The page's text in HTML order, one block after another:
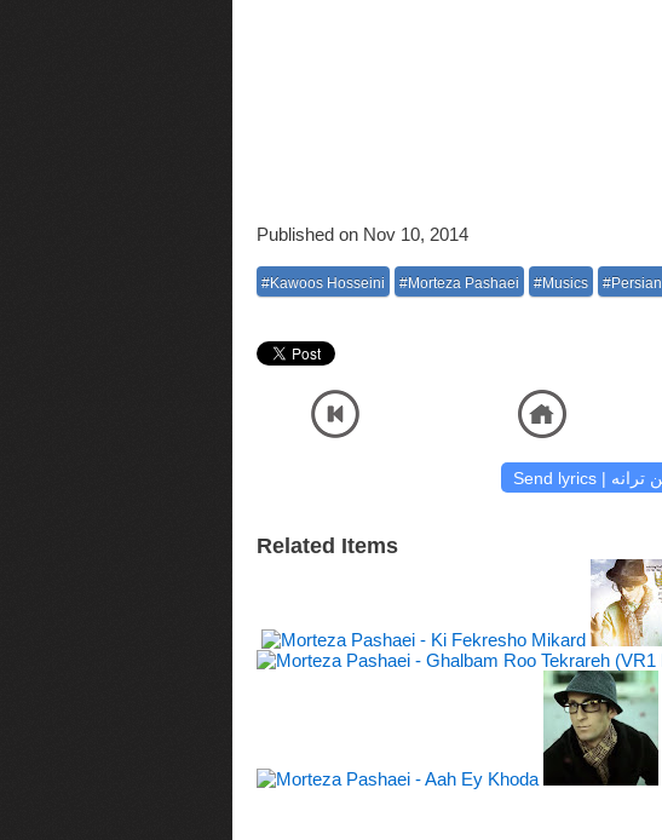
Published on Nov 10, 2014
#Kawoos Hosseini #Morteza Pashaei #Musics #Persian
Related Items